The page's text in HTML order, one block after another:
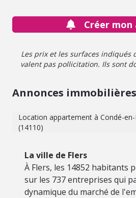
Créer
Les prix et les surfaces indiqués
valent pas pollicitation. Ils sont
Annonces
Location appartement à Condé-
(14110)
La ville de Flers
À Flers, les 14852 habitants
sur les 737 entreprises qui
dynamique du marché de